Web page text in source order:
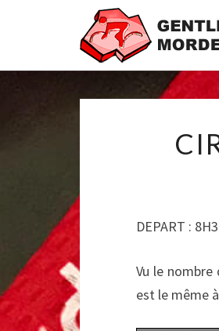
DEPART :
Vu le
est le même